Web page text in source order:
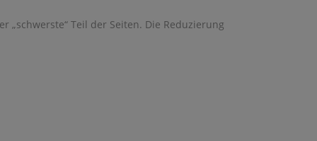
Teil der Seiten. Die Reduzierung